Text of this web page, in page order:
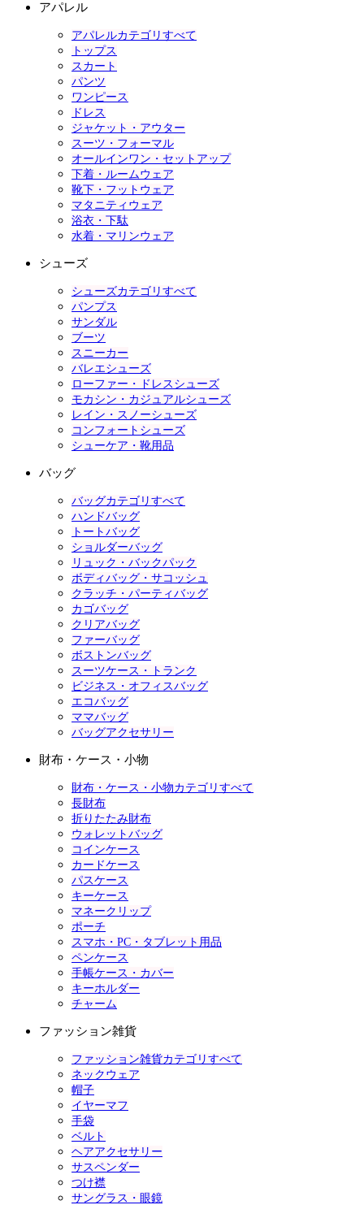
アパレル
アパレルカテゴリすべて
トップス
スカート
パンツ
ワンピース
ドレス
ジャケット・アウター
スーツ・フォーマル
オールインワン・セットアップ
下着・ルームウェア
靴下・フットウェア
マタニティウェア
浴衣・下駄
水着・マリンウェア
シューズ
シューズカテゴリすべて
パンプス
サンダル
ブーツ
スニーカー
バレエシューズ
ローファー・ドレスシューズ
モカシン・カジュアルシューズ
レイン・スノーシューズ
コンフォートシューズ
シューケア・靴用品
バッグ
バッグカテゴリすべて
ハンドバッグ
トートバッグ
ショルダーバッグ
リュック・バックパック
ボディバッグ・サコッシュ
クラッチ・パーティバッグ
カゴバッグ
クリアバッグ
ファーバッグ
ボストンバッグ
スーツケース・トランク
ビジネス・オフィスバッグ
エコバッグ
ママバッグ
バッグアクセサリー
財布・ケース・小物
財布・ケース・小物カテゴリすべて
長財布
折りたたみ財布
ウォレットバッグ
コインケース
カードケース
パスケース
キーケース
マネークリップ
ポーチ
スマホ・PC・タブレット用品
ペンケース
手帳ケース・カバー
キーホルダー
チャーム
ファッション雑貨
ファッション雑貨カテゴリすべて
ネックウェア
帽子
イヤーマフ
手袋
ベルト
ヘアアクセサリー
サスペンダー
つけ襟
サングラス・眼鏡